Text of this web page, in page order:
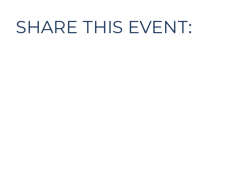
SHARE THIS EVENT: